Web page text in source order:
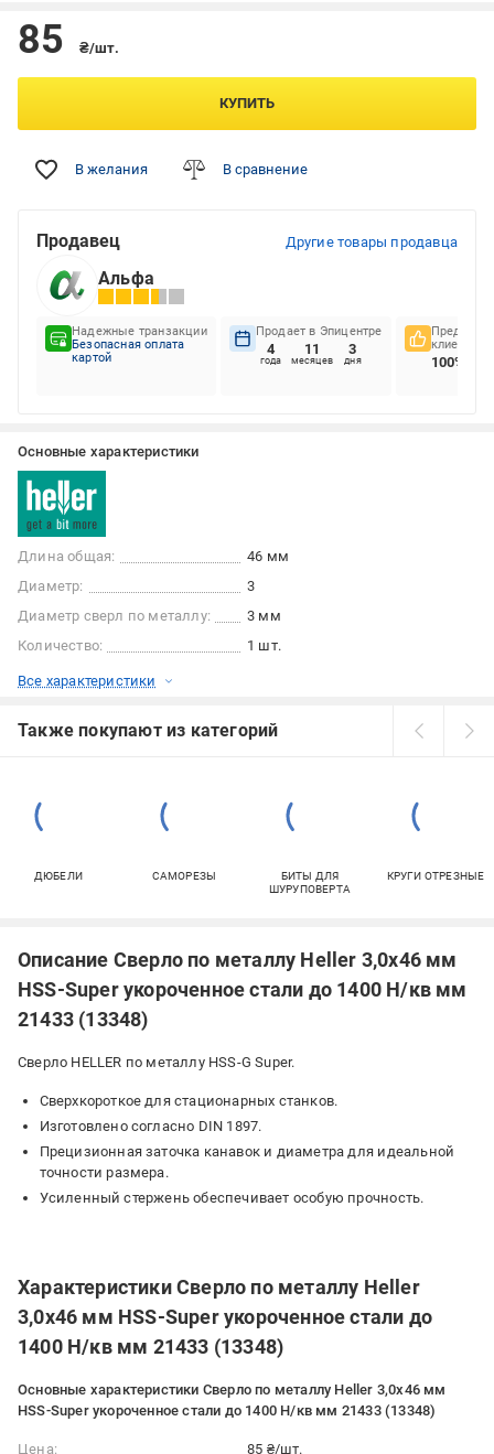
85 ₴/шт.
КУПИТЬ
В желания В сравнение
Продавец Другие товары продавца
Альфа
Надежные транзакции
Безопасная оплата
картой
Продает в Эпицентре
4
года
11
месяцев
3
дня
клиентов
100%
Основные характеристики
Длина общая:
46 мм
Диаметр:
3
Диаметр сверл по металлу:
3 мм
Количество:
1 шт.
Все характеристики
Также покупают из категорий
ДЮБЕЛИ САМОРЕЗЫ
БИТЫ ДЛЯ
ШУРУПОВЕРТА
КРУГИ ОТРЕЗНЫЕ
Описание Сверло по металлу Heller 3,0х46 мм
HSS-Super укороченное стали до 1400 Н/кв мм
21433 (13348)
Сверло HELLER по металлу HSS-G Super.
Сверхкороткое для стационарных станков.
Изготовлено согласно DIN 1897.
Прецизионная заточка канавок и диаметра для идеальной
точности размера.
Усиленный стержень обеспечивает особую прочность.
Характеристики Сверло по металлу Heller
3,0х46 мм HSS-Super укороченное стали до
1400 Н/кв мм 21433 (13348)
Основные характеристики Сверло по металлу Heller 3,0х46 мм
HSS-Super укороченное стали до 1400 Н/кв мм 21433 (13348)
Цена:
85 ₴/шт.